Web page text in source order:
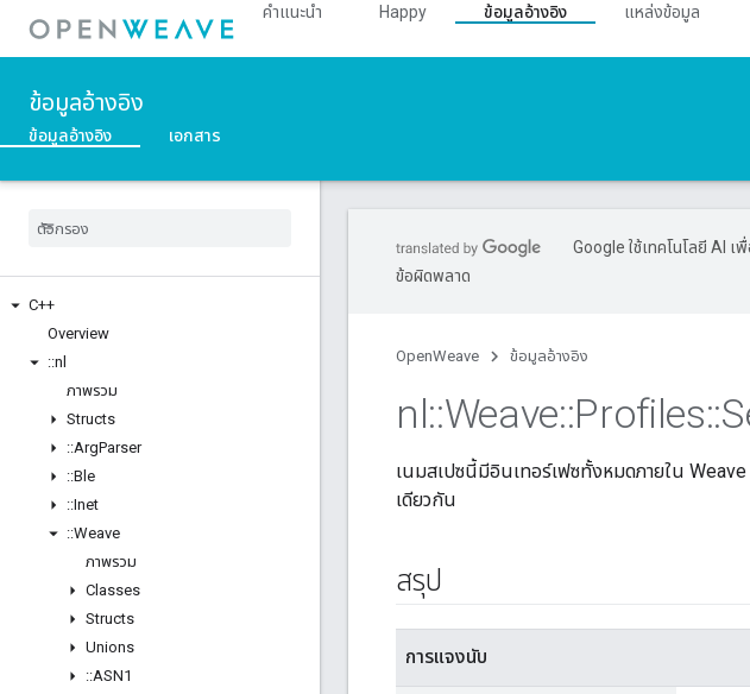
คำแนะนำ Happy ข้อมูลอ้างอิง
แหล่งข้อมูล
ข้อมูลอ้างอิง
ข้อมูลอ้างอิง เอกสาร
C++
Overview
::nl
ภาพรวม
Structs
::ArgParser
::Ble
::Inet
::Weave
ภาพรวม
Classes
Structs
Unions
::ASN1
Google ใช้เทคโนโลยี AI
ข้อผิดพลาด
OpenWeave ข้อมูลอ้างอิง
nl::Weave::Profiles::
เนมสเปซนี้มีอินเทอร์เฟซทั้งหมดภายใน
เดียวกัน
สรุป
การแจงนับ